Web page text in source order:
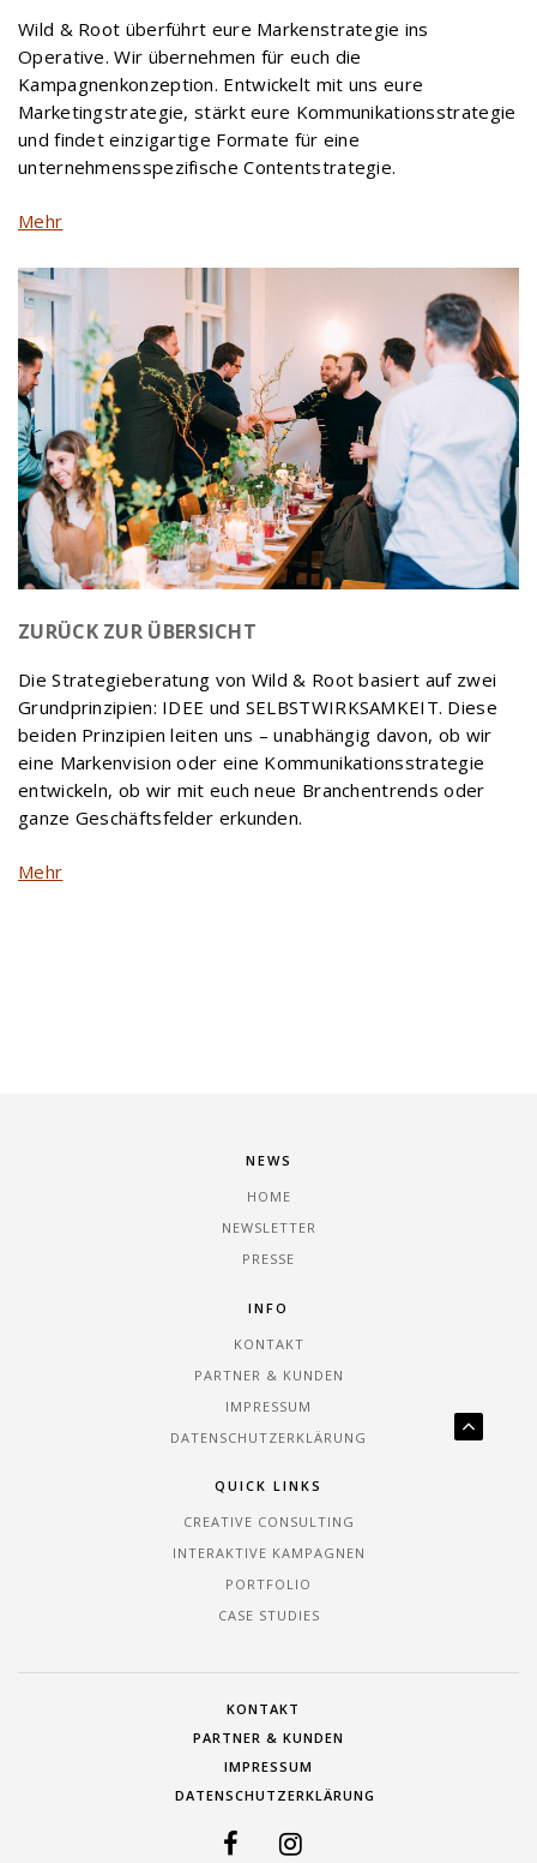
Wild & Root überführt eure Markenstrategie ins
Operative. Wir übernehmen für euch die
Kampagnenkonzeption. Entwickelt mit uns eure
Marketingstrategie, stärkt eure Kommunikationsstrategie
und findet einzigartige Formate für eine
unternehmensspezifische Contentstrategie.
Mehr
ZURÜCK ZUR ÜBERSICHT
Die Strategieberatung von Wild & Root basiert auf zwei
Grundprinzipien: IDEE und SELBSTWIRKSAMKEIT. Diese
beiden Prinzipien leiten uns – unabhängig davon, ob wir
eine Markenvision oder eine Kommunikationsstrategie
entwickeln, ob wir mit euch neue Branchentrends oder
ganze Geschäftsfelder erkunden.
Mehr
NEWS
HOME
NEWSLETTER
PRESSE
INFO
KONTAKT
PARTNER & KUNDEN
IMPRESSUM
DATENSCHUTZERKLÄRUNG
QUICK LINKS
CREATIVE CONSULTING
INTERAKTIVE KAMPAGNEN
PORTFOLIO
CASE STUDIES
KONTAKT
PARTNER & KUNDEN
IMPRESSUM
DATENSCHUTZERKLÄRUNG